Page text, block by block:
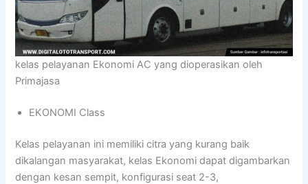
kelas pelayanan Ekonomi AC yang dioperasikan oleh
Primajasa
EKONOMI Class
Kelas pelayanan ini memiliki citra yang kurang baik
dikalangan masyarakat, kelas Ekonomi dapat digambarkan
dengan kesan sempit, konfigurasi seat 2-3,